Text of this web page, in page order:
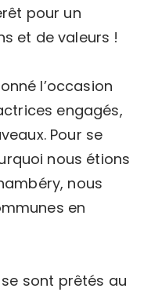
pour un
et de valeurs !
l’occasion
engagés,
Pour se
nous étions
nous
en
sont prêtés au